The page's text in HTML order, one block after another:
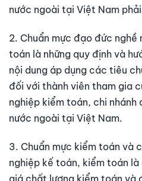
nước ngoài tại Việt Nam
2. Chuẩn mực đạo đức
toán là những quy định và
nội dung áp dụng các tiêu
đối với thành viên tham gia
nghiệp kiểm toán, chi nhánh
nước ngoài tại Việt Nam.
3. Chuẩn mực kiểm toán và
nghiệp kế toán, kiểm toán
giá chất lượng kiểm toán và